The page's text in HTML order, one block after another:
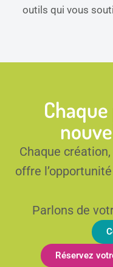
outils qui vous
Chaque
offre
Parlons de
Réservez